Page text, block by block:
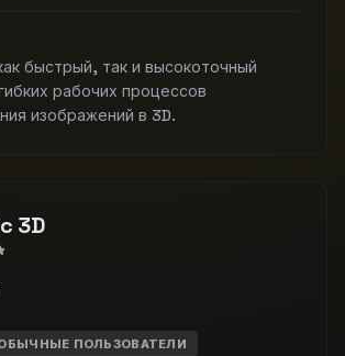
быстрый, так и высокоточный
рабочих процессов
изображений в 3D.
3D
ПОЛЬЗОВАТЕЛИ